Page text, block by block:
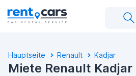
Hauptseite Renault Kadjar
Miete Renault